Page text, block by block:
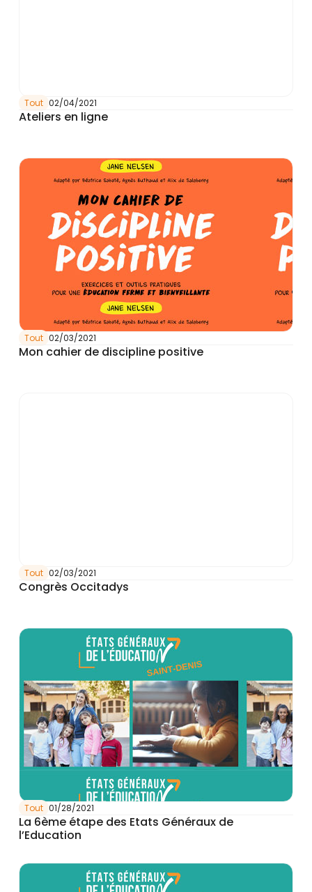
Tout 02/04/2021
Ateliers en ligne
Tout 02/03/2021
Mon cahier de discipline positive
Tout 02/03/2021
Congrès Occitadys
Tout 01/28/2021
La 6ème étape des Etats Généraux de
l’Education